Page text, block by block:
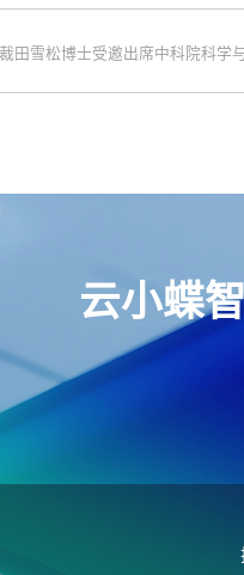
田雪松博士受邀出席中科院科学
云小蝶